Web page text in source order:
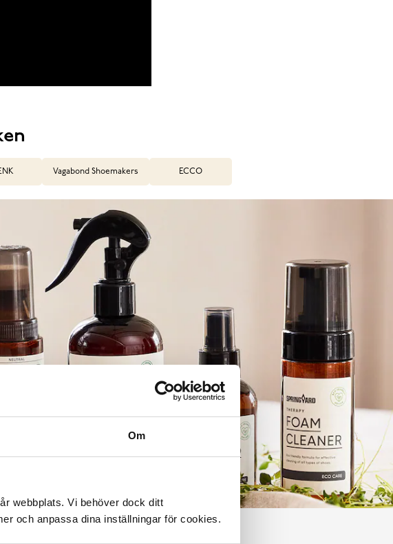
Om
webbplats. Vi behöver dock ditt
och anpassa dina inställningar för cookies.
Vagabond Shoemakers ECCO